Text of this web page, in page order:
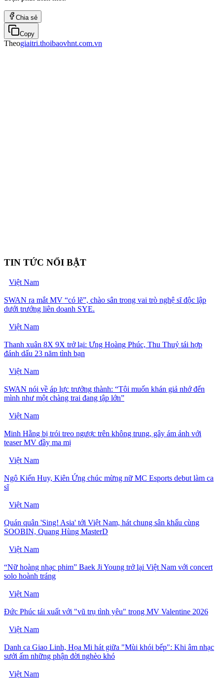
Chia sẻ
Copy
Theogiaitri.thoibaovhnt.com.vn
TIN TỨC NỔI BẬT
Việt Nam
SWAN ra mắt MV “có lẽ”, chào sân trong vai trò nghệ sĩ độc lập
dưới trướng liên doanh SYE.
Việt Nam
Thanh xuân 8X 9X trở lại: Ưng Hoàng Phúc, Thu Thuỷ tái hợp
đánh dấu 23 năm tình bạn
Việt Nam
SWAN nói về áp lực trưởng thành: “Tôi muốn khán giả nhớ đến
mình như một chàng trai đang tập lớn”
Việt Nam
Minh Hằng bị trói treo ngược trên không trung, gây ám ảnh với
teaser MV đầy ma mị
Việt Nam
Ngô Kiến Huy, Kiên Ứng chúc mừng nữ MC Esports debut làm ca
sĩ
Việt Nam
Quán quân 'Sing! Asia' tới Việt Nam, hát chung sân khấu cùng
SOOBIN, Quang Hùng MasterD
Việt Nam
“Nữ hoàng nhạc phim” Baek Ji Young trở lại Việt Nam với concert
solo hoành tráng
Việt Nam
Đức Phúc tái xuất với "vũ trụ tình yêu" trong MV Valentine 2026
Việt Nam
Danh ca Giao Linh, Họa Mi hát giữa "Mùi khói bếp": Khi âm nhạc
sưởi ấm những phận đời nghèo khó
Việt Nam